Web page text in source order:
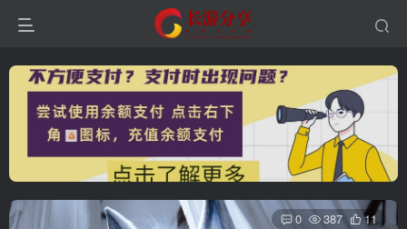
0 387 11